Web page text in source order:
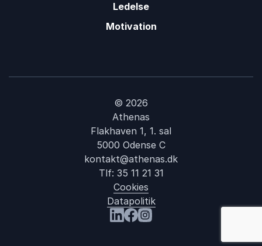
Ledelse
Motivation
© 2026
Athenas
Flakhaven 1, 1. sal
5000 Odense C
kontakt@athenas.dk
Tlf: 35 11 21 31
Cookies
Datapolitik